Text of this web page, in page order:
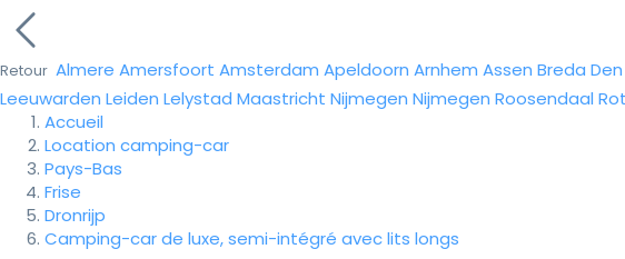
Retour Almere Amersfoort Amsterdam Apeldoorn Arnhem Assen Breda
Leeuwarden Leiden Lelystad Maastricht Nijmegen Nijmegen Roosendaal
Accueil
Location camping-car
Pays-Bas
Frise
Dronrijp
Camping-car de luxe, semi-intégré avec lits longs